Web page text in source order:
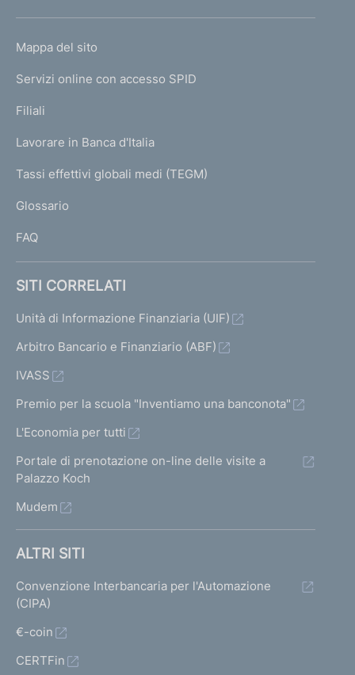
m
e
a
g
L
N
K
T
I
I
Mappa del sito
Servizi online con accesso SPID
Filiali
Lavorare in Banca d'Italia
Tassi effettivi globali medi (TEGM)
Glossario
FAQ
SITI CORRELATI
Unità di Informazione Finanziaria (UIF)
Arbitro Bancario e Finanziario (ABF)
IVASS
Premio per la scuola "Inventiamo una banconota"
L'Economia per tutti
Portale di prenotazione on-line delle visite a
Palazzo Koch
Mudem
ALTRI SITI
Convenzione Interbancaria per l'Automazione
(CIPA)
€-coin
CERTFin